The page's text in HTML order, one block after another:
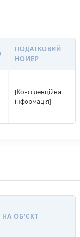
ПОДАТКОВИЙ
НОМЕР
[Конфіденційна
інформація]
НА ОБ'ЄКТ